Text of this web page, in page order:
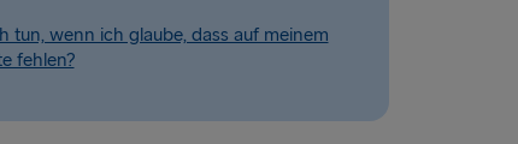
tun, wenn ich glaube, dass auf meinem
fehlen?